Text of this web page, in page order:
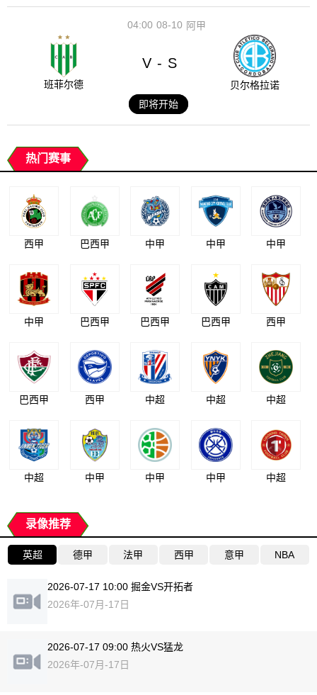
08-10
04:00 阿甲
班菲尔德
V - S
贝尔格拉诺
即将开始
热门赛事
西甲 巴西甲 中甲 中甲 中甲
中甲 巴西甲 巴西甲 巴西甲 西甲
巴西甲 西甲 中超 中超 中超
中超 中甲 中甲 中甲 中超
录像推荐
英超 德甲 法甲 西甲 意甲 NBA
2026-07-17 10:00 掘金VS开拓者
2026年-07月-17日
2026-07-17 09:00 热火VS猛龙
2026年-07月-17日